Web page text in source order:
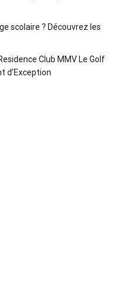
scolaire ? Découvrez les
Club MMV Le Golf
d’Exception